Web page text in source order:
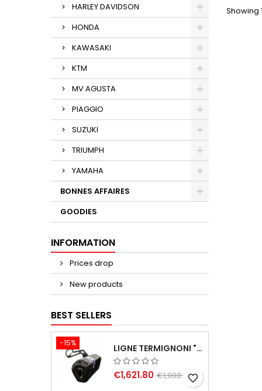
HARLEY DAVIDSON
HONDA
KAWASAKI
KTM
MV AGUSTA
PIAGGIO
SUZUKI
TRIUMPH
YAMAHA
BONNES AFFAIRES
GOODIES
INFORMATION
Prices drop
New products
BEST SELLERS
-15% LIGNE TERMIGNONI "BLACK EDITION" CARBONE POUR YAMAHA TMAX 560 2020-2024
€1,621.80 €1,908.00favorite_border
Showing